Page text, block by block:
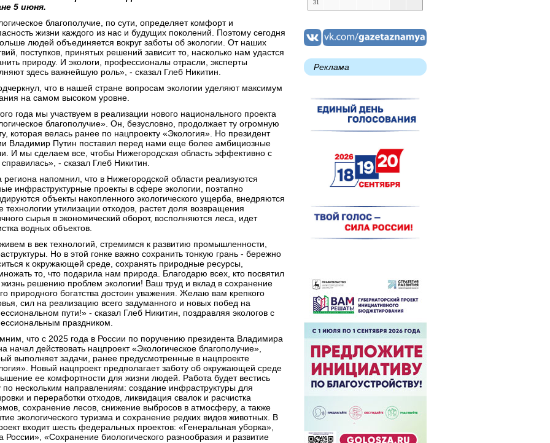
5 июня.
благополучие, по сути, определяет комфорт и
жизни каждого из нас и будущих поколений. Поэтому сегодня
людей объединяется вокруг заботы об экологии. От наших
поступков, принятых решений зависит то, насколько нам удастся
природу. И экологи, профессионалы отрасли, эксперты
здесь важнейшую роль», - сказал Глеб Никитин.
что в нашей стране вопросам экологии уделяют максимум
на самом высоком уровне.
года мы участвуем в реализации нового национального проекта
благополучие». Он, безусловно, продолжает ту огромную
которая велась ранее по нацпроекту «Экология». Но президент
Владимир Путин поставил перед нами еще более амбициозные
И мы сделаем все, чтобы Нижегородская область эффективно с
- сказал Глеб Никитин.
региона напомнил, что в Нижегородской области реализуются
инфраструктурные проекты в сфере экологии, поэтапно
объекты накопленного экологического ущерба, внедряются
технологии утилизации отходов, растет доля возвращения
сырья в экономический оборот, восполняются леса, идет
водных объектов.
в век технологий, стремимся к развитию промышленности,
Но в этой гонке важно сохранить тонкую грань - бережно
к окружающей среде, сохранять природные ресурсы,
то, что подарила нам природа. Благодарю всех, кто посвятил
решению проблем экологии! Ваш труд и вклад в сохранение
природного богатства достоин уважения. Желаю вам крепкого
сил на реализацию всего задуманного и новых побед на
пути!» - сказал Глеб Никитин, поздравляя экологов с
праздником.
что с 2025 года в России по поручению президента Владимира
начал действовать нацпроект «Экологическое благополучие»,
выполняет задачи, ранее предусмотренные в нацпроекте
Новый нацпроект предполагает заботу об окружающей среде
ее комфортности для жизни людей. Работа будет вестись
по нескольким направлениям: создание инфраструктуры для
и переработки отходов, ликвидация свалок и расчистка
сохранение лесов, снижение выбросов в атмосферу, а также
экологического туризма и сохранение редких видов животных. В
входит шесть федеральных проектов: «Генеральная уборка»,
России», «Сохранение биологического разнообразия и развитие
31
Реклама